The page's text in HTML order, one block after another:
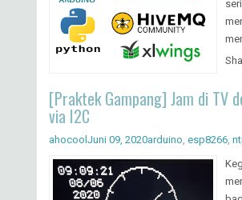
[Praktek Gampang] Jam di TV
via I2C
ahocoolJuni 09, 2020 arduino esp8266,